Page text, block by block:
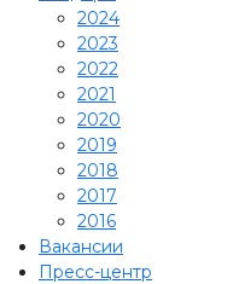
2024
2023
2022
2021
2020
2019
2018
2017
2016
Вакансии
Пресс-центр